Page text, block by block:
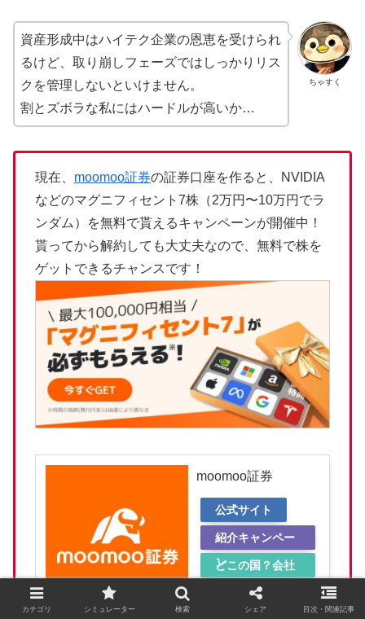
ちゃすく
資産形成中はハイテク企業の恩恵を受けられ
るけど、取り崩しフェーズではしっかりリス
クを管理しないといけません。
割とズボラな私にはハードルが高いか…
現在、 moomoo証券の証券口座を作ると、NVIDIA
などのマグニフィセント7株（2万円〜10万円でラ
ンダム）を無料で貰えるキャンペーンが開催中！
貰ってから解約しても大丈夫なので、無料で株を
ゲットできるチャンスです！
moomoo証券
公式サイト
紹介キャンペー
ン
どこの国？会社
カテゴリ シミュレーター 検索 シェア 目次・関連記事